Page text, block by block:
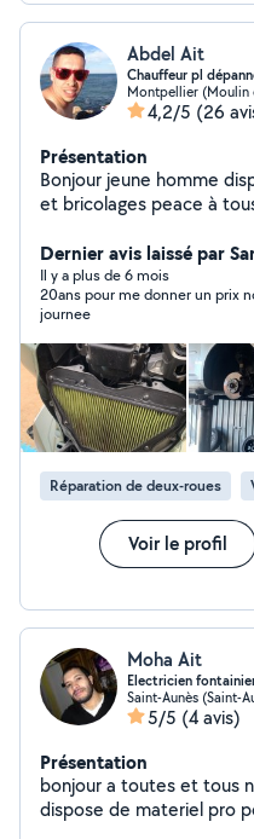
Abdel Ait
Chauffeur pl
Montpellier (Moulin
4,2/5 (26
Présentation
Bonjour jeune homme
et bricolages peace à
Dernier avis laissé par
Il y a plus de 6 mois
20ans pour me donner un prix
journee
Réparation de deux-roues
Voir le profil
Moha Ait
Electricien
Saint-Aunès (Saint-
5/5 (4 avis)
Présentation
bonjour a toutes et tous
dispose de materiel pro